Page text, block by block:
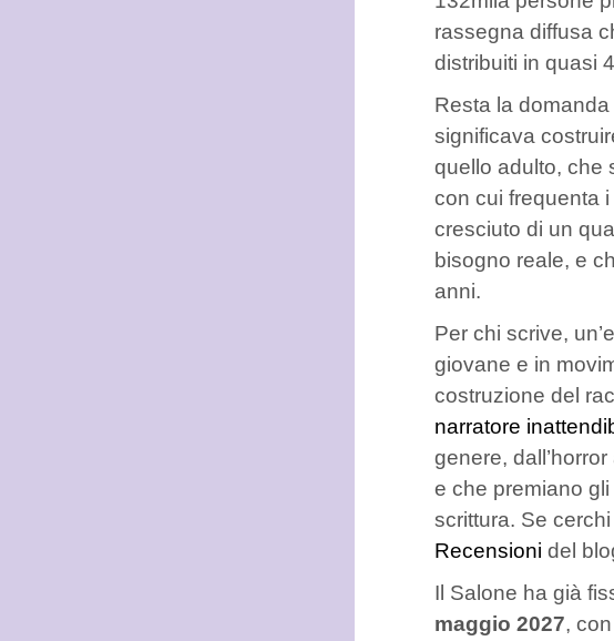
rassegna diffusa
distribuiti in quasi
Resta la domanda
significava
quello adulto, che
con cui frequenta
cresciuto di un
bisogno reale, e
anni.
Per chi scrive,
giovane e in
costruzione del
narratore
genere,
e che premiano
scrittura. Se
Recensioni del
Il Salone ha già
maggio 2027,